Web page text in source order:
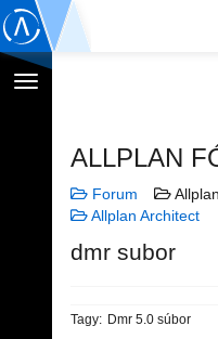
Přepnout
ALLPLAN
Forum
Allplan Architect
dmr subor
Tagy: Dmr 5.0 súbor